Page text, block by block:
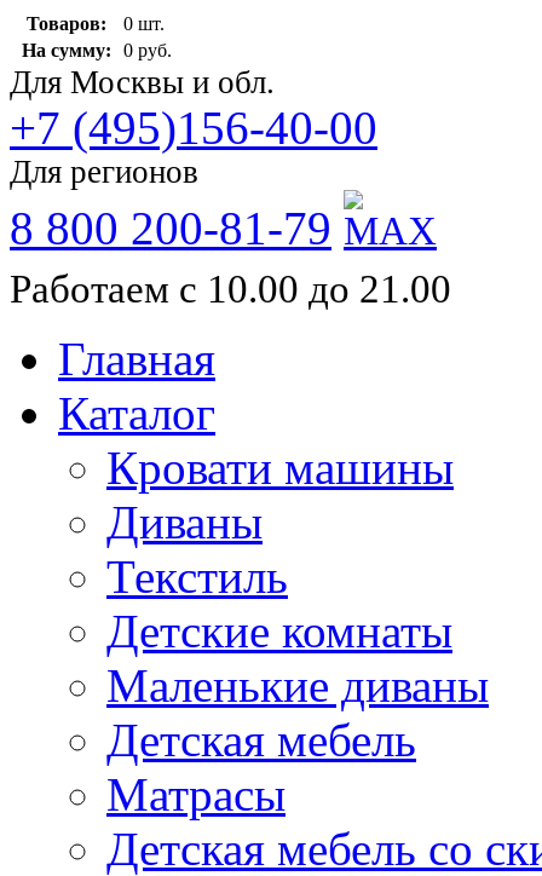
Товаров:
0 шт.
На сумму:
0 руб.
Для Москвы и обл.
+7 (495)156-40-00
Для регионов
8 800 200-81-79
Работаем с 10.00 до 21.00
Главная
Каталог
Кровати машины
Диваны
Текстиль
Детские комнаты
Маленькие диваны
Детская мебель
Матрасы
Детская мебель со